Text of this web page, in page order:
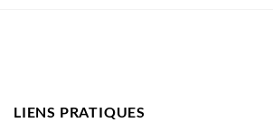
LIENS PRATIQUES